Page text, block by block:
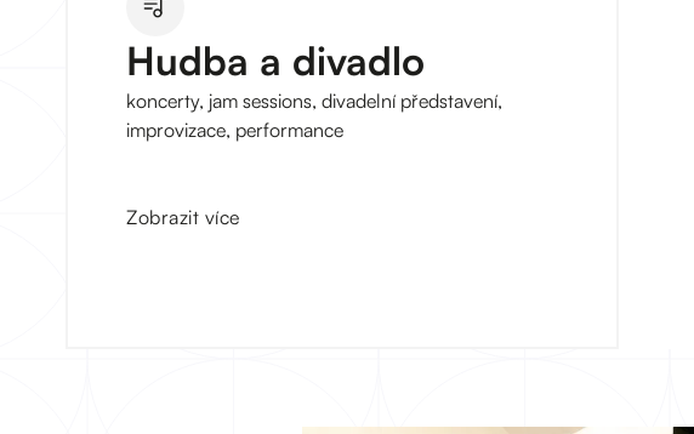
Hudba a divadlo
koncerty, jam sessions, divadelní představení,
improvizace, performance
Zobrazit více